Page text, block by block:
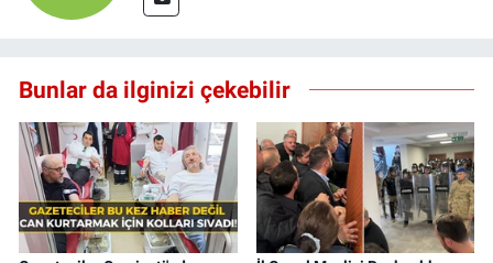
Bunlar da ilginizi çekebilir